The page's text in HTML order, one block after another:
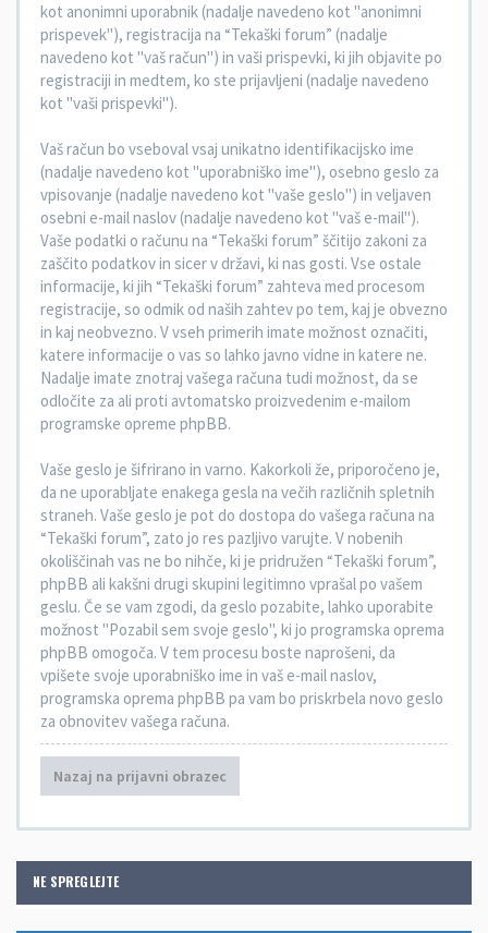
NE SPREGLEJTE
kot anonimni uporabnik (nadalje navedeno kot "anonimni
prispevek"), registracija na “Tekaški forum” (nadalje
navedeno kot "vaš račun") in vaši prispevki, ki jih objavite po
registraciji in medtem, ko ste prijavljeni (nadalje navedeno
kot "vaši prispevki").
Vaš račun bo vseboval vsaj unikatno identifikacijsko ime
(nadalje navedeno kot "uporabniško ime"), osebno geslo za
vpisovanje (nadalje navedeno kot "vaše geslo") in veljaven
osebni e-mail naslov (nadalje navedeno kot "vaš e-mail").
Vaše podatki o računu na “Tekaški forum” ščitijo zakoni za
zaščito podatkov in sicer v državi, ki nas gosti. Vse ostale
informacije, ki jih “Tekaški forum” zahteva med procesom
registracije, so odmik od naših zahtev po tem, kaj je obvezno
in kaj neobvezno. V vseh primerih imate možnost označiti,
katere informacije o vas so lahko javno vidne in katere ne.
Nadalje imate znotraj vašega računa tudi možnost, da se
odločite za ali proti avtomatsko proizvedenim e-mailom
programske opreme phpBB.
Vaše geslo je šifrirano in varno. Kakorkoli že, priporočeno je,
da ne uporabljate enakega gesla na večih različnih spletnih
straneh. Vaše geslo je pot do dostopa do vašega računa na
“Tekaški forum”, zato jo res pazljivo varujte. V nobenih
okoliščinah vas ne bo nihče, ki je pridružen “Tekaški forum”,
phpBB ali kakšni drugi skupini legitimno vprašal po vašem
geslu. Če se vam zgodi, da geslo pozabite, lahko uporabite
možnost "Pozabil sem svoje geslo", ki jo programska oprema
phpBB omogoča. V tem procesu boste naprošeni, da
vpišete svoje uporabniško ime in vaš e-mail naslov,
programska oprema phpBB pa vam bo priskrbela novo geslo
za obnovitev vašega računa.
Nazaj na prijavni obrazec